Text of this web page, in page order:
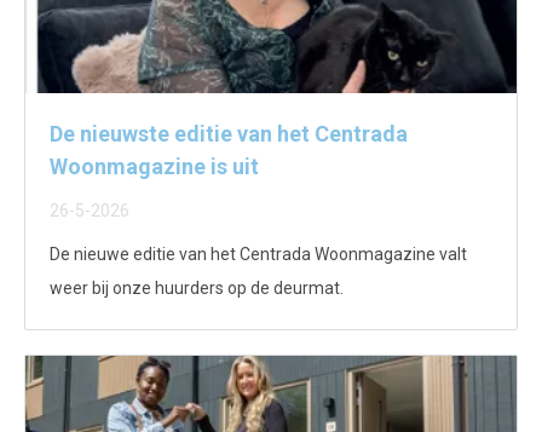
De nieuwste editie van het Centrada
Woonmagazine is uit
26-5-2026
De nieuwe editie van het Centrada Woonmagazine valt
weer bij onze huurders op de deurmat.